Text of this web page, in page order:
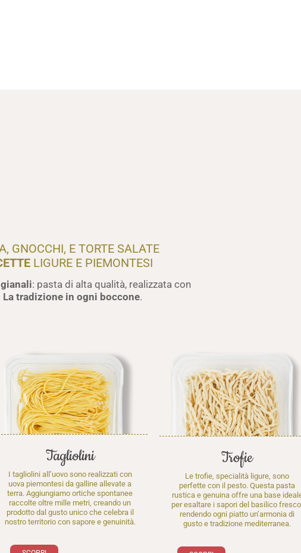
GNOCCHI, E TORTE SALATE
LIGURE E PIEMONTESI
: pasta di alta qualità, realizzata con
La tradizione in ogni boccone.
Tagliolini
I tagliolini all’uovo sono realizzati con
uova piemontesi da galline allevate a
terra. Aggiungiamo ortiche spontanee
raccolte oltre mille metri, creando un
prodotto dal gusto unico che celebra il
nostro territorio con sapore e genuinità.
Trofie
Le trofie, specialità ligure, sono
perfette con il pesto. Questa pasta
rustica e genuina offre una base ideale
per esaltare i sapori del basilico fresco,
rendendo ogni piatto un’armonia di
gusto e tradizione mediterranea.